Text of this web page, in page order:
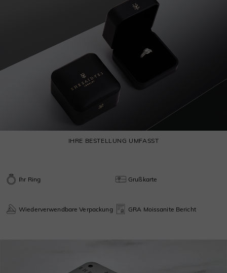
IHRE BESTELLUNG UMFASST
Ihr Ring Grußkarte
Wiederverwendbare Verpackung GRA Moissanite Bericht